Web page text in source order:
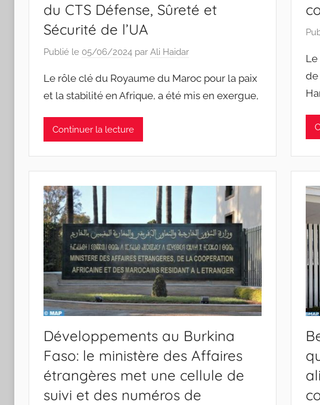
du CTS Défense, Sûreté et
Sécurité de l’UA
Publié le 05/06/2024 par Ali Haidar
Le rôle clé du Royaume du Maroc pour la paix
et la stabilité en Afrique, a été mis en exergue,
Continuer la lecture
de
Développements au Burkina
Faso: le ministère des Affaires
étrangères met une cellule de
suivi et des numéros de